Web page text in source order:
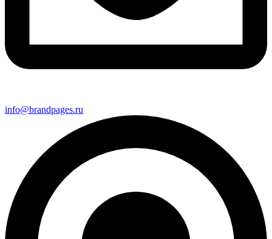
info@brandpages.ru